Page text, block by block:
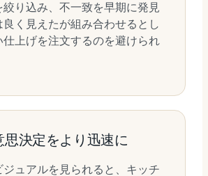
絞り込み、不一致を早期に発見
良く見えたが組み合わせるとし
仕上げを注文するのを避けられ
思決定をより迅速に
ュアルを見られると、キッチ